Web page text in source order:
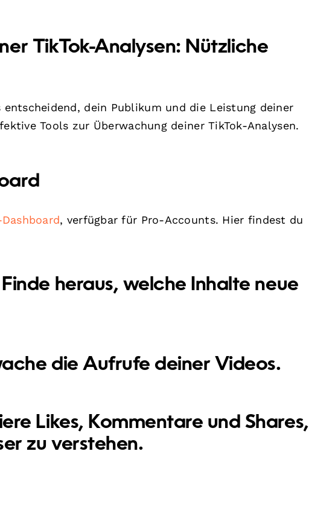
TikTok-Analysen: Nützliche
dein Publikum und die Leistung deiner
Tools zur Überwachung deiner TikTok-Analysen.
, verfügbar für Pro-Accounts. Hier findest du
Finde heraus, welche Inhalte neue
die Aufrufe deiner Videos.
Likes, Kommentare und Shares,
zu verstehen.